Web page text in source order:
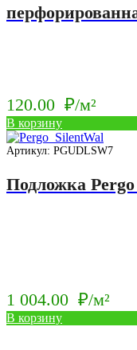
120.00 ₽/м²
В корзину
Артикул: PGUDLSW7
Подложка
1 004.00 ₽/м²
В корзину